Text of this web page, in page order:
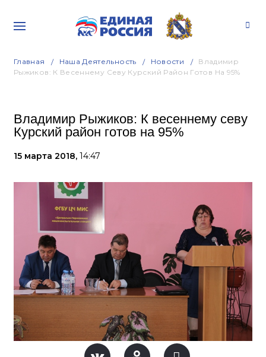
Главная Наша Деятельность Новости
Владимир
Рыжиков: К Весеннему Севу Курский Район Готов На 95%
Владимир Рыжиков: К весеннему севу
Курский район готов на 95%
15 марта 2018, 14:47